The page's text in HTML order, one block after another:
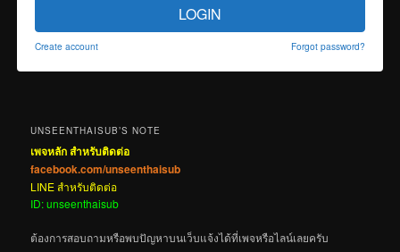
LOGIN
Create account Forgot password?
UNSEENTHAISUB’S NOTE
เพจหลัก สำหรับติดต่อ
facebook.com/unseenthaisub
LINE สำหรับติดต่อ
ID: unseenthaisub
ต้องการสอบถามหรือพบปัญหาบนเว็บแจ้งได้ที่เพจหรือไลน์เลยครับ